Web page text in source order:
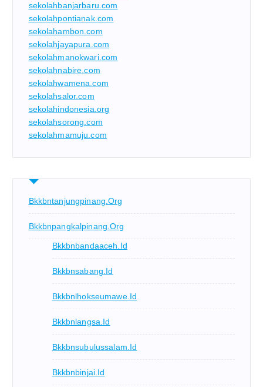
sekolahbanjarbaru.com
sekolahpontianak.com
sekolahambon.com
sekolahjayapura.com
sekolahmanokwari.com
sekolahnabire.com
sekolahwamena.com
sekolahsalor.com
sekolahindonesia.org
sekolahsorong.com
sekolahmamuju.com
Bkkbntanjungpinang.org
Bkkbnpangkalpinang.org
Bkkbnbandaaceh.id
Bkkbnsabang.id
Bkkbnlhokseumawe.id
Bkkbnlangsa.id
Bkkbnsubulussalam.id
Bkkbnbinjai.id